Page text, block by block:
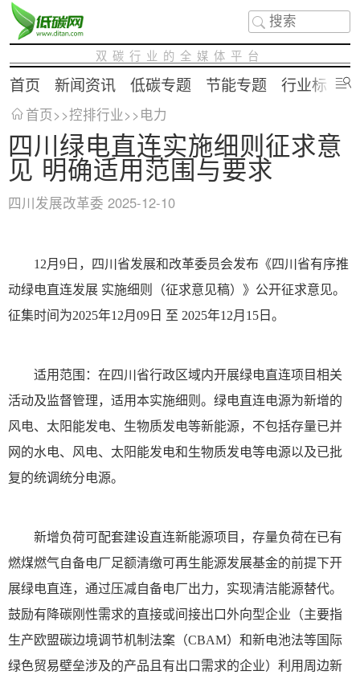
双碳行业的全媒体平台
首页 新闻资讯 低碳专题 节能专题 行业标准
首页>>控排行业>>电力
四川绿电直连实施细则征求意
见 明确适用范围与要求
四川发展改革委 2025-12-10
12月9日，四川省发展和改革委员会发布《四川省有序推
动绿电直连发展 实施细则（征求意见稿）》公开征求意见。
征集时间为2025年12月09日 至 2025年12月15日。
适用范围：在四川省行政区域内开展绿电直连项目相关
活动及监督管理，适用本实施细则。绿电直连电源为新增的
风电、太阳能发电、生物质发电等新能源，不包括存量已并
网的水电、风电、太阳能发电和生物质发电等电源以及已批
复的统调统分电源。
新增负荷可配套建设直连新能源项目，存量负荷在已有
燃煤燃气自备电厂足额清缴可再生能源发展基金的前提下开
展绿电直连，通过压减自备电厂出力，实现清洁能源替代。
鼓励有降碳刚性需求的直接或间接出口外向型企业（主要指
生产欧盟碳边境调节机制法案（CBAM）和新电池法等国际
绿色贸易壁垒涉及的产品且有出口需求的企业）利用周边新